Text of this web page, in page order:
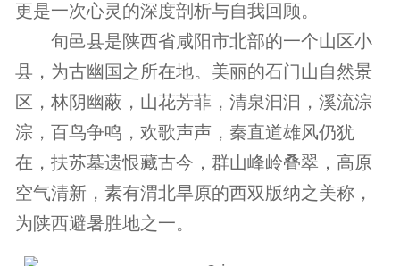
更是一次心灵的深度剖析与自我回顾。
旬邑县是陕西省咸阳市北部的一个山区小
县，为古幽国之所在地。美丽的石门山自然景
区，林阴幽蔽，山花芳菲，清泉汩汩，溪流淙
淙，百鸟争鸣，欢歌声声，秦直道雄风仍犹
在，扶苏墓遗恨藏古今，群山峰岭叠翠，高原
空气清新，素有渭北旱原的西双版纳之美称，
为陕西避暑胜地之一。